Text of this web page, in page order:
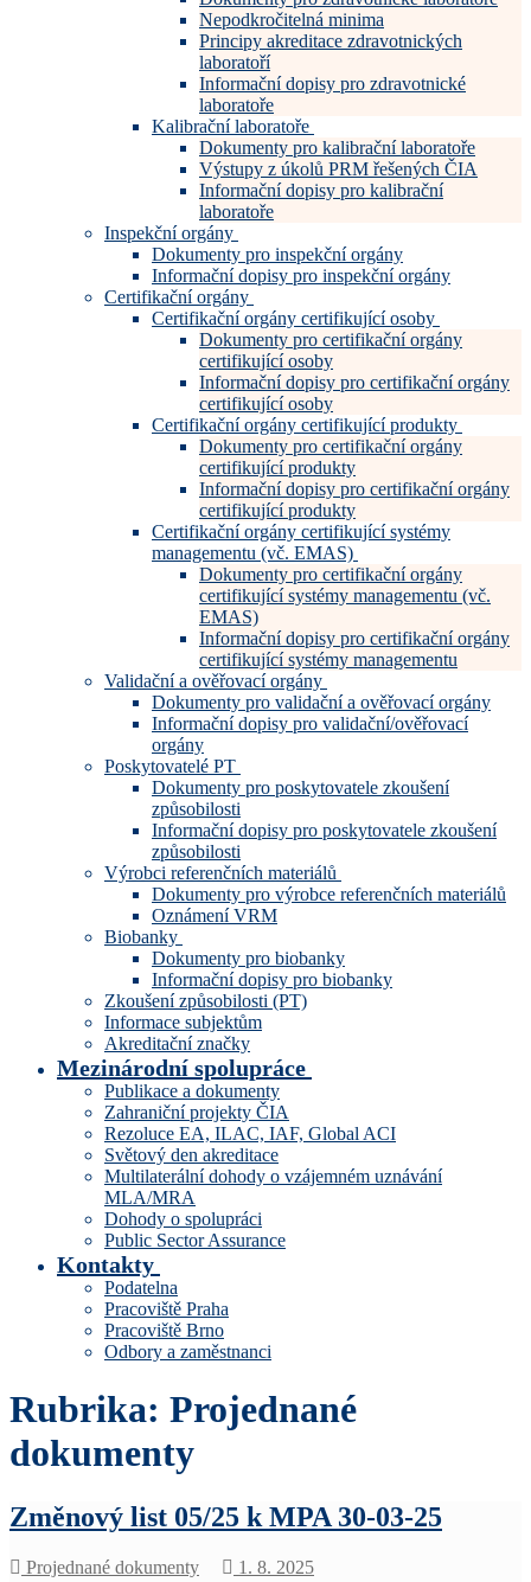
Nepodkročitelná minima
Principy akreditace zdravotnických
laboratoří
Informační dopisy pro zdravotnické
laboratoře
Kalibrační laboratoře
Dokumenty pro kalibrační laboratoře
Výstupy z úkolů PRM řešených ČIA
Informační dopisy pro kalibrační
laboratoře
Inspekční orgány
Dokumenty pro inspekční orgány
Informační dopisy pro inspekční orgány
Certifikační orgány
Certifikační orgány certifikující osoby
Dokumenty pro certifikační orgány
certifikující osoby
Informační dopisy pro certifikační orgány
certifikující osoby
Certifikační orgány certifikující produkty
Dokumenty pro certifikační orgány
certifikující produkty
Informační dopisy pro certifikační orgány
certifikující produkty
Certifikační orgány certifikující systémy
managementu (vč. EMAS)
Dokumenty pro certifikační orgány
certifikující systémy managementu (vč.
EMAS)
Informační dopisy pro certifikační orgány
certifikující systémy managementu
Validační a ověřovací orgány
Dokumenty pro validační a ověřovací orgány
Informační dopisy pro validační/ověřovací
orgány
Poskytovatelé PT
Dokumenty pro poskytovatele zkoušení
způsobilosti
Informační dopisy pro poskytovatele zkoušení
způsobilosti
Výrobci referenčních materiálů
Dokumenty pro výrobce referenčních materiálů
Oznámení VRM
Biobanky
Dokumenty pro biobanky
Informační dopisy pro biobanky
Zkoušení způsobilosti (PT)
Informace subjektům
Akreditační značky
Mezinárodní spolupráce
Publikace a dokumenty
Zahraniční projekty ČIA
Rezoluce EA, ILAC, IAF, Global ACI
Světový den akreditace
Multilaterální dohody o vzájemném uznávání
MLA/MRA
Dohody o spolupráci
Public Sector Assurance
Kontakty
Podatelna
Pracoviště Praha
Pracoviště Brno
Odbory a zaměstnanci
Rubrika: Projednané
dokumenty
Změnový list 05/25 k MPA 30-03-25
Projednané dokumenty
1. 8. 2025